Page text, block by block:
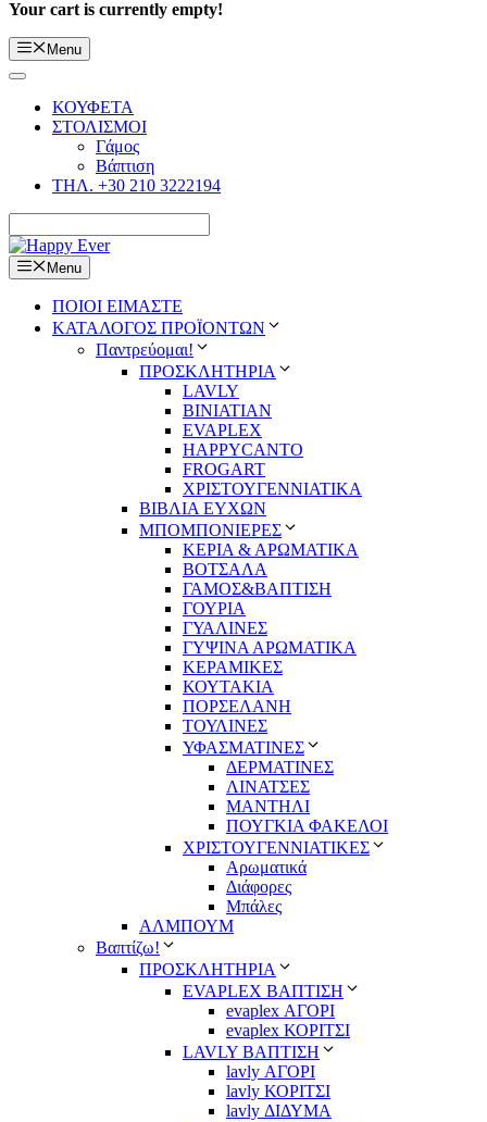
Your cart is currently empty!
Menu
ΚΟΥΦΕΤΑ
ΣΤΟΛΙΣΜΟΙ
Γάμος
Βάπτιση
ΤΗΛ. +30 210 3222194
Menu
ΠΟΙΟΙ ΕΙΜΑΣΤΕ
ΚΑΤΑΛΟΓΟΣ ΠΡΟΪΟΝΤΩΝ
Παντρεύομαι!
ΠΡΟΣΚΛΗΤΗΡΙΑ
LAVLY
BINIATIAN
EVAPLEX
HAPPYCANTO
FROGART
ΧΡΙΣΤΟΥΓΕΝΝΙΑΤΙΚΑ
ΒΙΒΛΙΑ ΕΥΧΩΝ
ΜΠΟΜΠΟΝΙΕΡΕΣ
ΚΕΡΙΑ & ΑΡΩΜΑΤΙΚΑ
ΒΟΤΣΑΛΑ
ΓΑΜΟΣ&ΒΑΠΤΙΣΗ
ΓΟΥΡΙΑ
ΓΥΑΛΙΝΕΣ
ΓΥΨΙΝΑ ΑΡΩΜΑΤΙΚΑ
ΚΕΡΑΜΙΚΕΣ
ΚΟΥΤΑΚΙΑ
ΠΟΡΣΕΛΑΝΗ
ΤΟΥΛΙΝΕΣ
ΥΦΑΣΜΑΤΙΝΕΣ
ΔΕΡΜΑΤΙΝΕΣ
ΛΙΝΑΤΣΕΣ
ΜΑΝΤΗΛΙ
ΠΟΥΓΚΙΑ ΦΑΚΕΛΟΙ
ΧΡΙΣΤΟΥΓΕΝΝΙΑΤΙΚΕΣ
Αρωματικά
Διάφορες
Μπάλες
ΑΛΜΠΟΥΜ
Βαπτίζω!
ΠΡΟΣΚΛΗΤΗΡΙΑ
EVAPLEX ΒΑΠΤΙΣΗ
evaplex ΑΓΟΡΙ
evaplex ΚΟΡΙΤΣΙ
LAVLY ΒΑΠΤΙΣΗ
lavly ΑΓΟΡΙ
lavly ΚΟΡΙΤΣΙ
lavly ΔΙΔΥΜΑ